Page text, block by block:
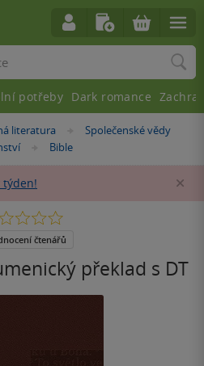
literatura »Společenské vědy
»
Bible
týden!
překlad s DT
čtenářů
potřeby Dark romance